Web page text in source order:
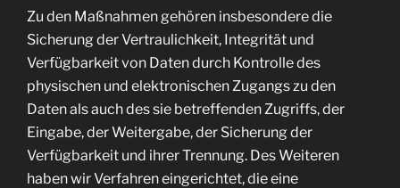
Zu den Maßnahmen gehören insbesondere die
Sicherung der Vertraulichkeit, Integrität und
Verfügbarkeit von Daten durch Kontrolle des
physischen und elektronischen Zugangs zu den
Daten als auch des sie betreffenden Zugriffs, der
Eingabe, der Weitergabe, der Sicherung der
Verfügbarkeit und ihrer Trennung. Des Weiteren
haben wir Verfahren eingerichtet, die eine